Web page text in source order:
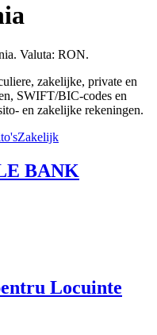
Valuta: RON.
zakelijke, private en
SWIFT/BIC-codes en
en zakelijke rekeningen.
Zakelijk
BANK
Locuinte